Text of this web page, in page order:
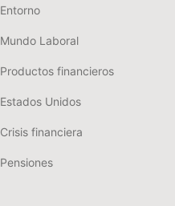
Entorno
Mundo Laboral
Productos financieros
Estados Unidos
Crisis financiera
Pensiones